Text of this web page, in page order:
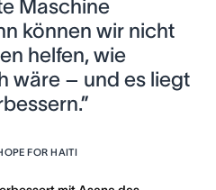
Maschine
können wir nicht
helfen, wie
wäre – und es liegt
FOR HAITI